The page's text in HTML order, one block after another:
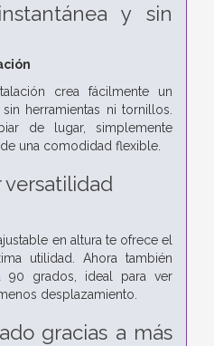
y sin
crea fácilmente un
herramientas ni tornillos.
de lugar, simplemente
una comodidad flexible.
en altura te ofrece el
utilidad. Ahora también
90 grados, ideal para ver
desplazamiento.
gracias a más